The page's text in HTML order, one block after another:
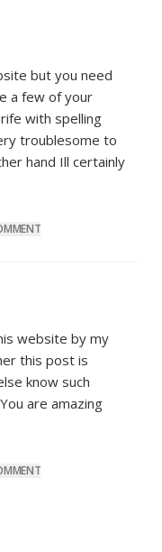
but you need
a few of your
with spelling
troublesome to
hand Ill certainly
website by my
this post is
know such
are amazing